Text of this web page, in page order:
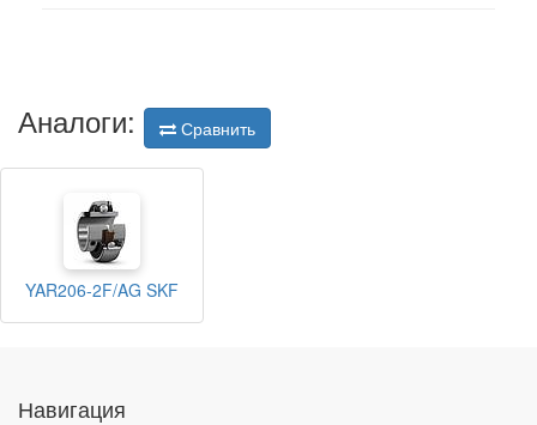
Аналоги: Сравнить
YAR206-2F/AG SKF
Навигация